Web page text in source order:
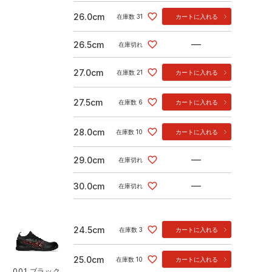
26.0cm 在庫数 31 カートに入れる
26.5cm 在庫切れ —
27.0cm 在庫数 21 カートに入れる
27.5cm 在庫数 6 カートに入れる
28.0cm 在庫数 10 カートに入れる
29.0cm 在庫切れ —
30.0cm 在庫切れ —
24.5cm 在庫数 3 カートに入れる
25.0cm 在庫数 10 カートに入れる